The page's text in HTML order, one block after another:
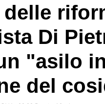
Di
"asilo
del